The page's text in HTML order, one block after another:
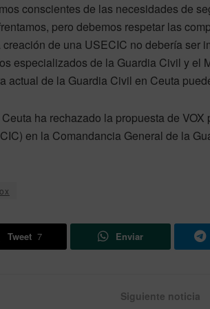
conscientes de las necesidades de
pero debemos respetar las
de una USECIC no debería ser
especializados de la Guardia Civil y el
actual de la Guardia Civil en Ceuta
ha rechazado la propuesta de VOX
en la Comandancia General de la
Tweet 7 Enviar
Siguiente noticia